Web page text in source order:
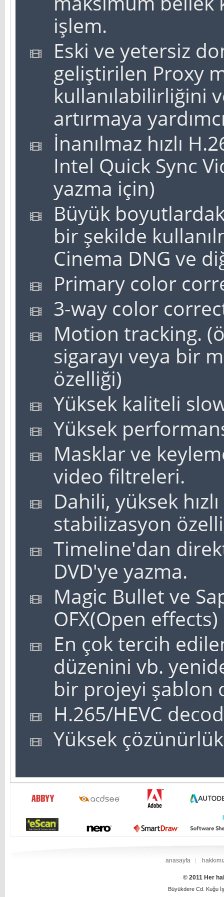
işlem.
Eski ve yetersiz
geliştirilen Proxy
kullanılabilirliğini
artırmaya
İnanılmaz hızlı
Intel Quick Sync
yazma için)
Büyük
bir şekilde
Cinema DNG ve
Primary color
3-way color
Motion tracking.
sigarayı veya bir
özelliği)
Yüksek kaliteli
Yüksek
Masklar ve
video filtreleri.
Dahili, yüksek
stabilizasyon
Timeline'dan
DVD'ye yazma.
Magic Bullet ve
OFX(Open
En çok tercih
düzenini vb.
bir projeyi şablon
H.265/HEVC
Yüksek
anasayfa
© 2011 Her
Büyükdere Cd. Kuğu